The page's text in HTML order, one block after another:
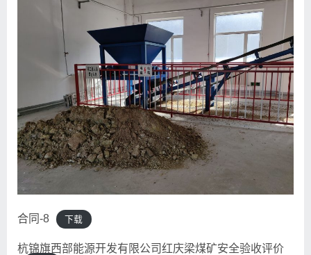
合同-8 下载
杭锦旗西部能源开发有限公司红庆梁煤矿安全验收评价